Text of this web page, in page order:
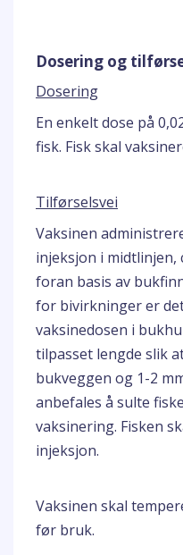
Dosering og
Dosering
En enkelt dose på
fisk. Fisk skal
Tilførselsvei
Vaksinen
injeksjon i midtlinjen,
foran basis av
for bivirkninger er
vaksinedosen i
tilpasset lengde slik
bukveggen og 1-2
anbefales å sulte
vaksinering. Fisken
injeksjon.
Vaksinen skal
før bruk.